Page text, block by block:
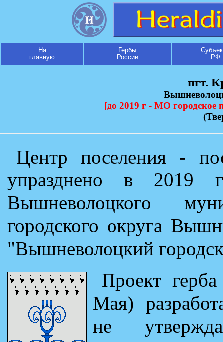
На
главную
Гербы
России
РФ
пгт.
[до 2019 г - МО городское
Центр поселения -
упразднено в 2019
Вышневолоцкого
городского округа
"Вышневолоцкий
Проект
Мая)
не